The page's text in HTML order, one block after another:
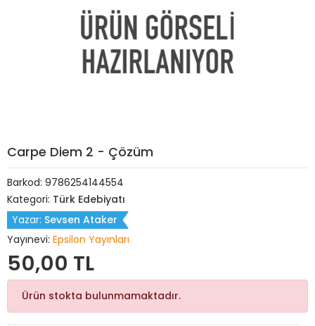
Carpe Diem 2 - Çözüm
Barkod: 9786254144554
Kategori: Türk Edebiyatı
Yazar: Sevsen Ataker
Yayınevi: Epsilon Yayınları
50,00 TL
Ürün stokta bulunmamaktadır.